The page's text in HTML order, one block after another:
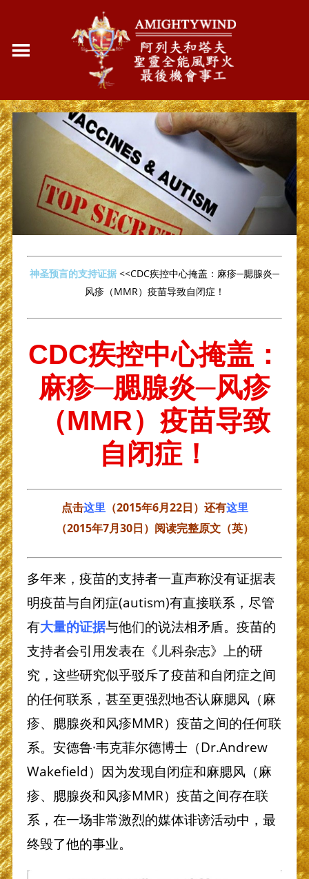
神圣预言的支持证据 <<CDC疾控中心掩盖：麻疹─腮腺炎─
风疹（MMR）疫苗导致自闭症！
CDC疾控中心掩盖：
麻疹─腮腺炎─风疹
（MMR）疫苗导致
自闭症！
点击这里（2015年6月22日）还有这里
（2015年7月30日）阅读完整原文（英）
多年来，疫苗的支持者一直声称没有证据表
明疫苗与自闭症(autism)有直接联系，尽管
有大量的证据与他们的说法相矛盾。疫苗的
支持者会引用发表在《儿科杂志》上的研
究，这些研究似乎驳斥了疫苗和自闭症之间
的任何联系，甚至更强烈地否认麻腮风（麻
疹、腮腺炎和风疹MMR）疫苗之间的任何联
系。安德鲁·韦克菲尔德博士（Dr.Andrew
Wakefield）因为发现自闭症和麻腮风（麻
疹、腮腺炎和风疹MMR）疫苗之间存在联
系，在一场非常激烈的媒体诽谤活动中，最
终毁了他的事业。